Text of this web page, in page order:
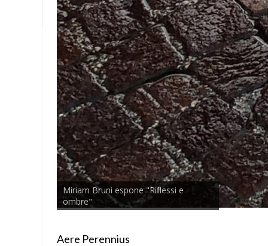
Miriam Bruni espone "Riflessi e
ombre"
Aere Perennius